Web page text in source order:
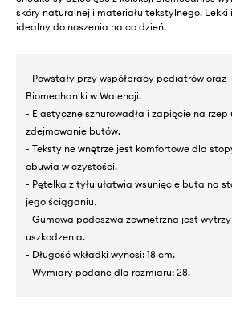
skóry naturalnej i materiału tekstylnego. Lekki
idealny do noszenia na co dzień.
- Powstały przy współpracy pediatrów oraz
Biomechaniki w Walencji.
- Elastyczne sznurowadła i zapięcie na rzep
zdejmowanie butów.
- Tekstylne wnętrze jest komfortowe dla
obuwia w czystości.
- Pętelka z tyłu ułatwia wsunięcie buta na
jego ściąganiu.
- Gumowa podeszwa zewnętrzna jest
uszkodzenia.
- Długość wkładki wynosi: 18 cm.
- Wymiary podane dla rozmiaru: 28.